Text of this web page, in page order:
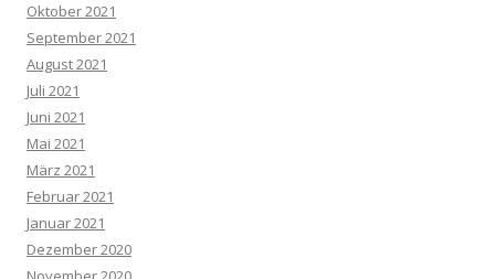
Oktober 2021
September 2021
August 2021
Juli 2021
Juni 2021
Mai 2021
März 2021
Februar 2021
Januar 2021
Dezember 2020